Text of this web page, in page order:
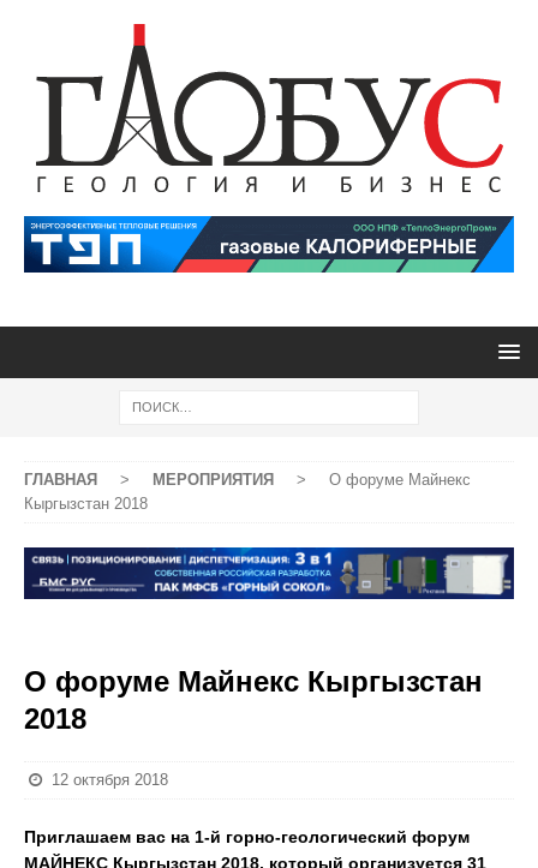
ГЛАВНАЯ > МЕРОПРИЯТИЯ >
О форуме Майнекс
Кыргызстан 2018
О форуме Майнекс Кыргызстан
2018
12 октября 2018
Приглашаем вас на 1-й горно-геологический форум
МАЙНЕКС Кыргызстан 2018, который организуется 31